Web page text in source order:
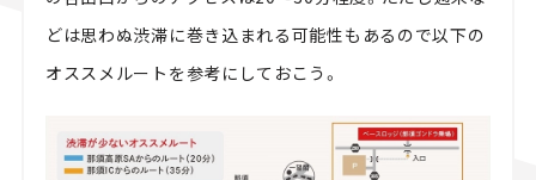
どは思わぬ渋滞に巻き込まれる可能性もあるので以下の
オススメルートを参考にしておこう。